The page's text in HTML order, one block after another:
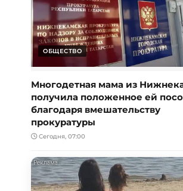
ОБЩЕСТВО
Многодетная мама из
получила положенное ей
благодаря вмешательству
прокуратуры
Сегодня, 07:00